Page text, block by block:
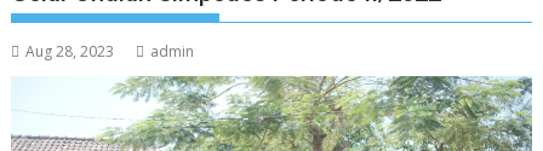
Aug 28, 2023 admin